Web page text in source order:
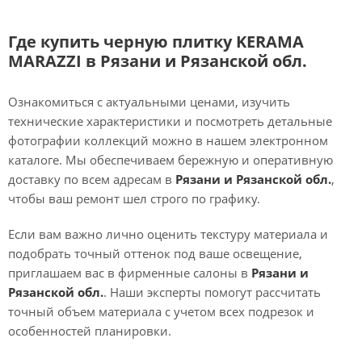
Где купить черную плитку KERAMA
MARAZZI в Рязани и Рязанской обл.
Ознакомиться с актуальными ценами, изучить
технические характеристики и посмотреть детальные
фотографии коллекций можно в нашем электронном
каталоге. Мы обеспечиваем бережную и оперативную
доставку по всем адресам в Рязани и Рязанской обл.,
чтобы ваш ремонт шел строго по графику.
Если вам важно лично оценить текстуру материала и
подобрать точный оттенок под ваше освещение,
приглашаем вас в фирменные салоны в Рязани и
Рязанской обл.. Наши эксперты помогут рассчитать
точный объем материала с учетом всех подрезок и
особенностей планировки.